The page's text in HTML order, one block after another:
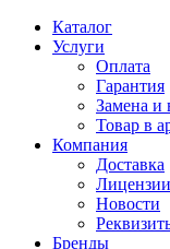
Каталог
Услуги
Оплата
Гарантия
Замена и
Товар в
Компания
Доставка
Лицензии
Новости
Бренды